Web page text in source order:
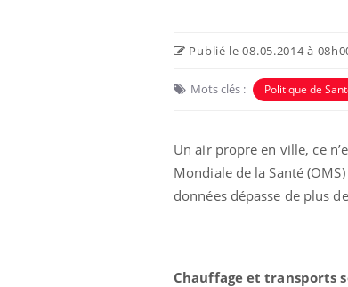
Publié le 08.05.2014 à
Mots clés : Politique de
Un air propre en ville, ce
Mondiale de la Santé
données dépasse de plus
Chauffage et transports